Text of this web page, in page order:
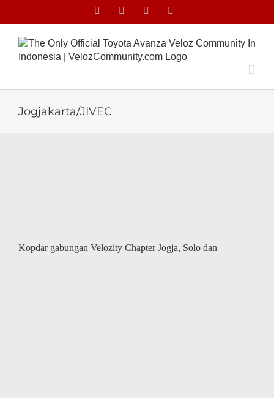
FacebookFacebook
Jogjakarta/JIVEC
Kopdar gabungan Velozity Chapter Jogja, Solo dan